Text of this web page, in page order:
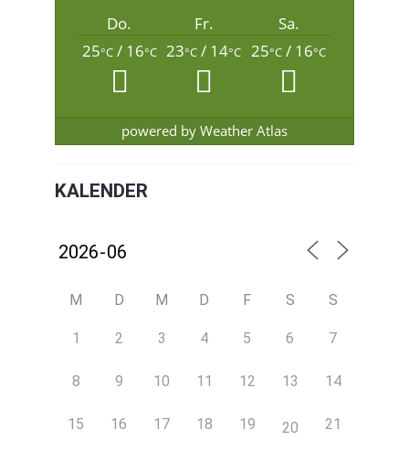
Do. Fr.
Sa.
25°C/ 16°C 23°C / 14°C 25°C / 16°C
powered by Weather Atlas
KALENDER
M D M D F S S
1 2 3 4 5 6 7
8 9 10 11 12 13 14
15 16 17 18 19 20 21